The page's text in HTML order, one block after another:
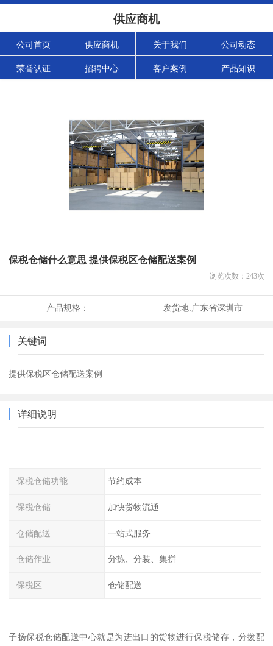
供应商机
公司首页 供应商机 关于我们 公司动态
荣誉认证 招聘中心 客户案例 产品知识
保税仓储什么意思 提供保税区仓储配送案例
浏览次数： 243次
产品规格： 发货地:广东省深圳市
关键词
提供保税区仓储配送案例
详细说明
保税仓储功能 节约成本
保税仓储 加快货物流通
仓储配送 一站式服务
仓储作业 分拣、分装、集拼
保税区 仓储配送
子扬保税仓储配送中心就是为进出口的货物进行保税储存，分拨配